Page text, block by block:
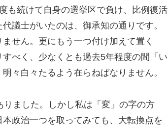
も続けて自身の選挙区で負け、比例復活
議士がいたのは、御承知の通りです。
せん。更にもう一つ付け加えて置く
べく、少なくとも過去5年程度の間「い
々白々たるよう在らねばなりません。
ました。しかし私は「変」の字の方
政治一つを取ってみても、大転換点を